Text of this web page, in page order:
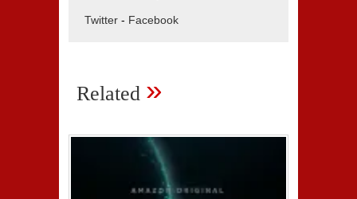
Twitter - Facebook
Related »